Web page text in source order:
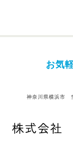
お気
神奈川県横浜市